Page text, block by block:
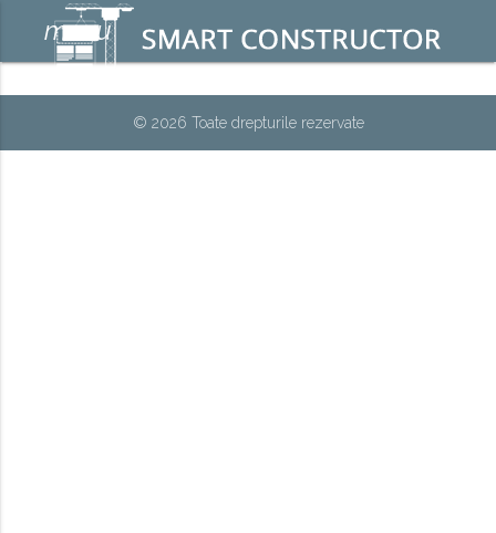
menu
© 2026 Toate drepturile rezervate